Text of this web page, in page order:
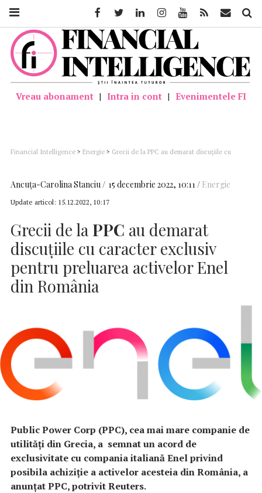
Vreau abonament | Intra in cont | Evenimentele FI
Financial Intelligence > Energie > Grecii de la PPC au demarat discuţiile cu
Ancuţa-Carolina Stanciu 15 decembrie 2022, 10:11 Energie
Update articol: 15.12.2022, 10:17
Grecii de laPPC au demarat
discuţiile cu caracter exclusiv
pentru preluarea activelor Enel
din România
Public Power Corp (PPC), cea mai mare companie de
utilităţi din Grecia, a semnat un acord de
exclusivitate cu compania italiană Enel privind
posibila achiziţie a activelor acesteia din România, a
anunţat PPC, potrivit Reuters.
FacebookTwitter LinkedinInstagramYoutube Feed Mail